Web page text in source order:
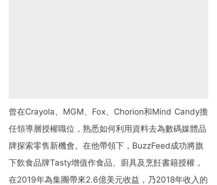
曾在Crayola、MGM、Fox、Chorion和Mind Candy擔
任領導層授權職位，熟悉如何利用資料去為數碼媒體品
牌探索零售新機會。在他帶領下，BuzzFeed成功將旗
下飲食品牌Tasty增值作食品、廚具及烹飪書籍授權，
在2019年為集團帶來2.6億美元收益，乃2018年收入的